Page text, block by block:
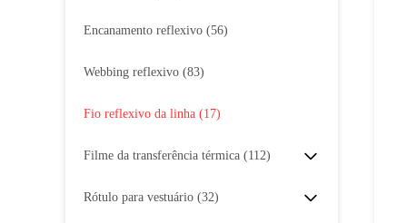
Encanamento reflexivo (56)
Webbing reflexivo (83)
Fio reflexivo da linha (17)
Filme da transferência térmica (112)
Rótulo para vestuário (32)